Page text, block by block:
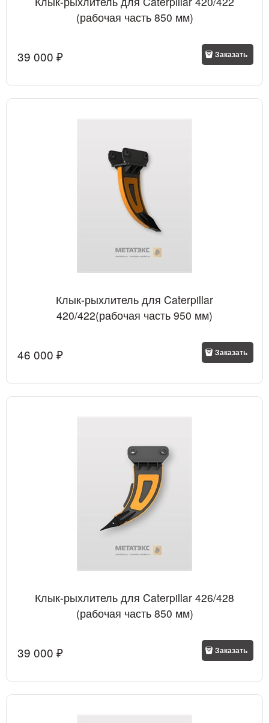
(рабочая часть 850 мм)
39 000 ₽ Заказать
Клык-рыхлитель для Caterpillar
420/422(рабочая часть 950 мм)
46 000 ₽ Заказать
Клык-рыхлитель для Caterpillar 426/428
(рабочая часть 850 мм)
39 000 ₽ Заказать